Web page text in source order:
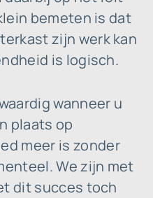
bemeten is dat
zijn werk kan
is logisch.
wanneer u
plaats op
meer is zonder
We zijn met
dit succes toch